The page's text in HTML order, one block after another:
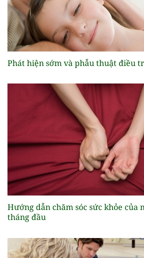
Phát hiện sớm và phẫu thuật điều
Hướng dẫn chăm sóc sức khỏe của
tháng đầu